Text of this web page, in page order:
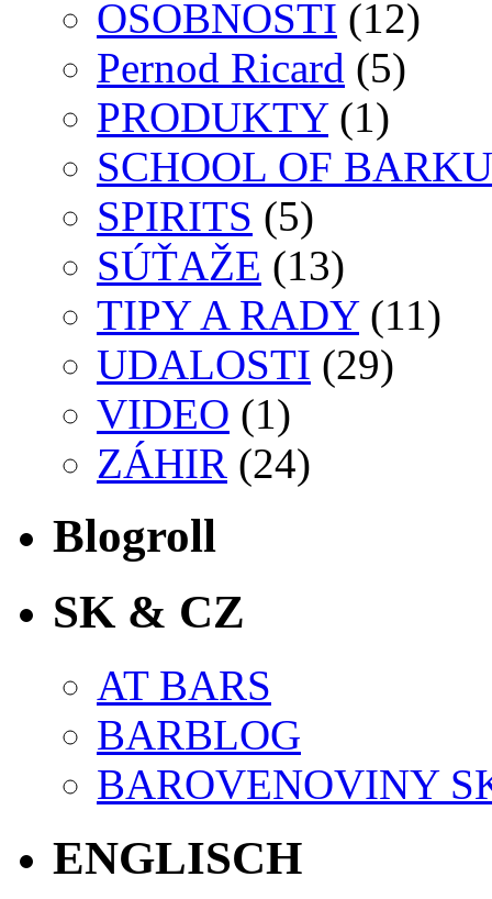
OSOBNOSTI (12)
Pernod Ricard (5)
PRODUKTY(1)
SCHOOL OF
SPIRITS (5)
SÚŤAŽE (13)
TIPY A RADY(11)
UDALOSTI (29)
VIDEO (1)
ZÁHIR (24)
Blogroll
SK & CZ
AT BARS
BARBLOG
BAROVENOVINY
ENGLISCH